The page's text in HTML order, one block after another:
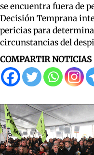
se encuentra fuera de
Decisión Temprana
pericias para
circunstancias del
COMPARTIR NOTICIAS